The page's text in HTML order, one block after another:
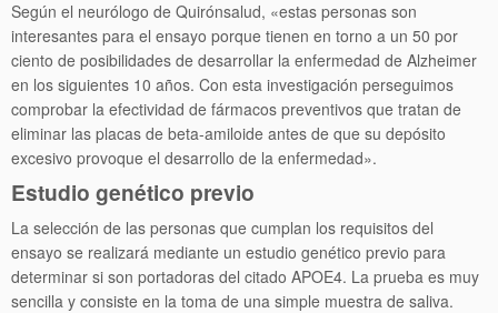
Según el neurólogo de Quirónsalud, «estas personas son
interesantes para el ensayo porque tienen en torno a un 50 por
ciento de posibilidades de desarrollar la enfermedad de Alzheimer
en los siguientes 10 años. Con esta investigación perseguimos
comprobar la efectividad de fármacos preventivos que tratan de
eliminar las placas de beta-amiloide antes de que su depósito
excesivo provoque el desarrollo de la enfermedad».
Estudio genético previo
La selección de las personas que cumplan los requisitos del
ensayo se realizará mediante un estudio genético previo para
determinar si son portadoras del citado APOE4. La prueba es muy
sencilla y consiste en la toma de una simple muestra de saliva.